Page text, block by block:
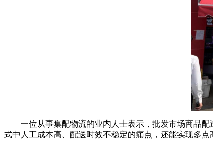
一位从事集配物流的业内人士表示，批发市场商品
式中人工成本高、配送时效不稳定的痛点，还能实现多